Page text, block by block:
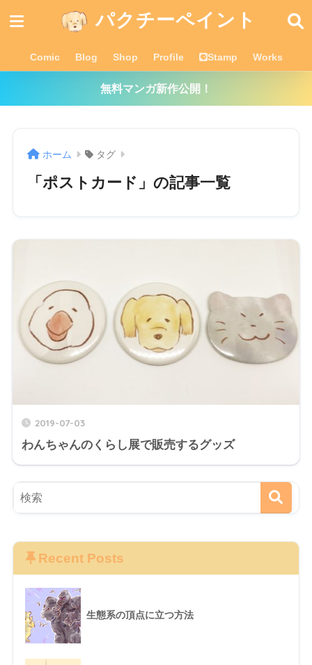
パクチーペイント
Comic Blog Shop Profile Stamp Works
無料マンガ新作公開！
ホーム タグ
「ポストカード」の記事一覧
2019-07-03
わんちゃんのくらし展で販売するグッズ
Recent Posts
生態系の頂点に立つ方法